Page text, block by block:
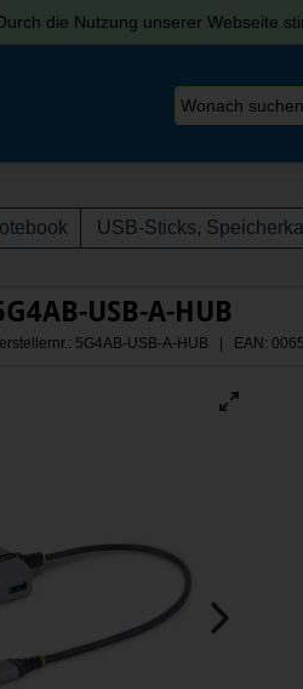
die Nutzung unserer Webseite
USB-Sticks,
USB-A-HUB
5G4AB-USB-A-HUB | EAN: